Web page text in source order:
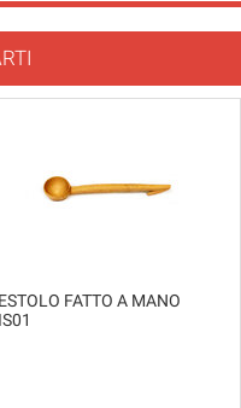
FATTO A MANO